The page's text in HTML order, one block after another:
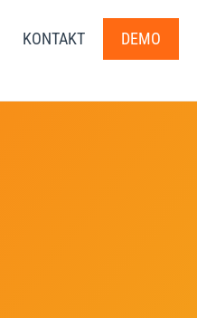
KONTAKT DEMO